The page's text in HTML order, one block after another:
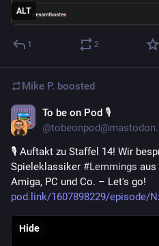
ALT
1 2
Mike P. boosted
To be on Pod 🎙
🎙️ Auftakt zu Staffel 14! Wir
Spieleklassiker #Lemmings aus
Amiga, PC und Co. – Let's go!
pod.link/1607898229/episode/
Hide